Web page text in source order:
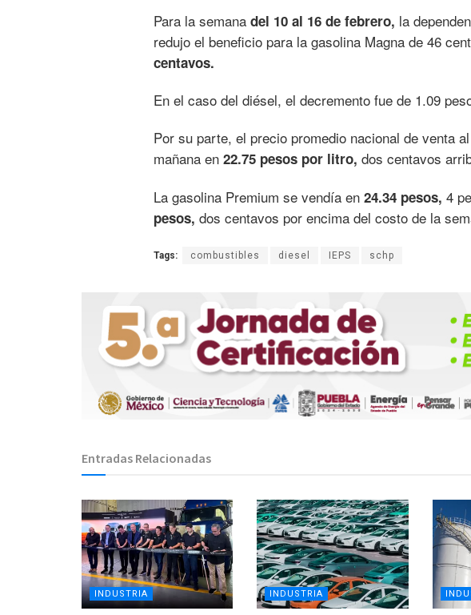
Para la semana del 10 al 16 de febrero, la
redujo el beneficio para la gasolina Magna de 46
centavos.
En el caso del diésel, el decremento fue de 1.09
Por su parte, el precio promedio nacional de venta
mañana en 22.75 pesos por litro, dos centavos
La gasolina Premium se vendía en 24.34 pesos, 4
pesos, dos centavos por encima del costo de la
Tags: combustibles diesel IEPS schp
Entradas Relacionadas
INDUSTRIA INDUSTRIA